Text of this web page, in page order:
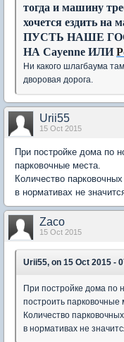
тогда и машину
хочется ездить на
ПУСТЬ НАШЕ
НА Cayenne ИЛИ
Ни какого шлагбаума
дворовая дорога.
Urii55
15 Oct 2015
При постройке дома по
парковочные места.
Количество
в нормативах не
Zaco
15 Oct 2015
Urii55, on 15 Oct 2015 -
При постройке дома по
построить парковочные
Количество
в нормативах не